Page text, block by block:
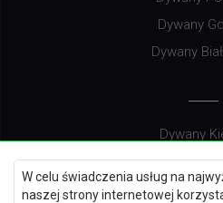
W celu świadczenia usług na
naszej strony internetowej
Dywany
Dywany
Dywany
Dywany
Dywany